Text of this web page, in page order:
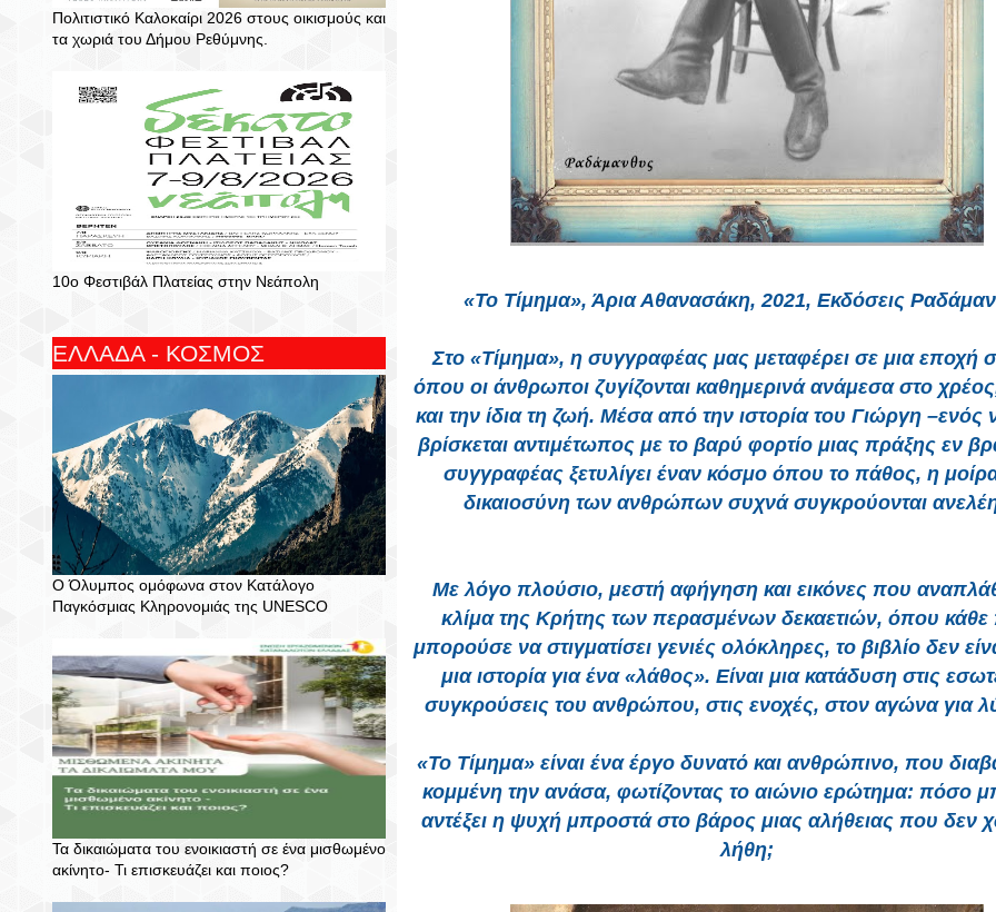
Πολιτιστικό Καλοκαίρι 2026 στους οικισμούς και
τα χωριά του Δήμου Ρεθύμνης.
10ο Φεστιβάλ Πλατείας στην Νεάπολη
ΕΛΛΑΔΑ - ΚΟΣΜΟΣ
Ο Όλυμπος ομόφωνα στον Κατάλογο
Παγκόσμιας Κληρονομιάς της UNESCO
Τα δικαιώματα του ενοικιαστή σε ένα μισθωμένο
ακίνητο- Τι επισκευάζει και ποιος?
«Το Τίμημα», Άρια Αθανασάκη, 2021, Εκδόσεις
Στο «Τίμημα», η συγγραφέας μας μεταφέρει σε μια εποχή
όπου οι άνθρωποι ζυγίζονται καθημερινά ανάμεσα στο
και την ίδια τη ζωή. Μέσα από την ιστορία του Γιώργη –ενός
βρίσκεται αντιμέτωπος με το βαρύ φορτίο μιας πράξης εν
συγγραφέας ξετυλίγει έναν κόσμο όπου το πάθος, η
δικαιοσύνη των ανθρώπων συχνά συγκρούονται
Με λόγο πλούσιο, μεστή αφήγηση και εικόνες που
κλίμα της Κρήτης των περασμένων δεκαετιών, όπου κάθε
μπορούσε να στιγματίσει γενιές ολόκληρες, το βιβλίο δεν
μια ιστορία για ένα «λάθος». Είναι μια κατάδυση στις
συγκρούσεις του ανθρώπου, στις ενοχές, στον αγώνα για
«Το Τίμημα» είναι ένα έργο δυνατό και ανθρώπινο, που
κομμένη την ανάσα, φωτίζοντας το αιώνιο ερώτημα: πόσο
αντέξει η ψυχή μπροστά στο βάρος μιας αλήθειας που δεν
λήθη;